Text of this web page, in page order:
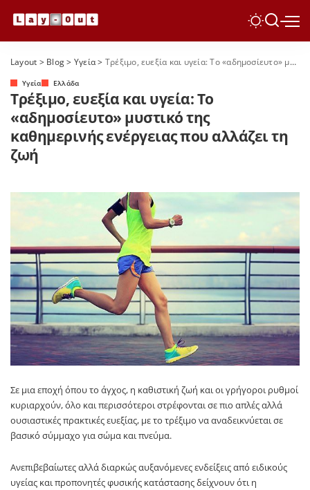
Layout > Blog> Yγεία> Τρέξιμο, ευεξία και υγεία: Το «αδημοσίευτο» μυστικό της καθημερινής ενέργειας που αλλάζει τη ζωή
Yγεία Ελλάδα
Τρέξιμο, ευεξία και υγεία: Το
«αδημοσίευτο» μυστικό της
καθημερινής ενέργειας που αλλάζει τη
ζωή
Σε μια εποχή όπου το άγχος, η καθιστική ζωή και οι γρήγοροι ρυθμοί
κυριαρχούν, όλο και περισσότεροι στρέφονται σε πιο απλές αλλά
ουσιαστικές πρακτικές ευεξίας, με το τρέξιμο να αναδεικνύεται σε
βασικό σύμμαχο για σώμα και πνεύμα.
Ανεπιβεβαίωτες αλλά διαρκώς αυξανόμενες ενδείξεις από ειδικούς
υγείας και προπονητές φυσικής κατάστασης δείχνουν ότι η